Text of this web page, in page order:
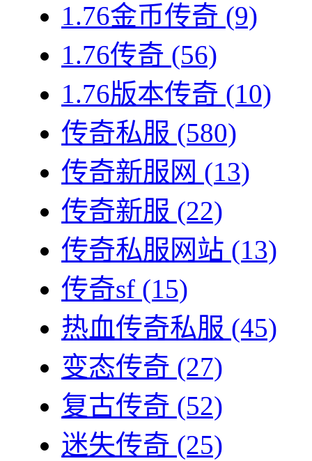
1.76金币传奇 (9)
1.76传奇 (56)
1.76版本传奇 (10)
传奇私服 (580)
传奇新服网 (13)
传奇新服 (22)
传奇私服网站 (13)
传奇sf (15)
热血传奇私服 (45)
变态传奇 (27)
复古传奇 (52)
迷失传奇 (25)